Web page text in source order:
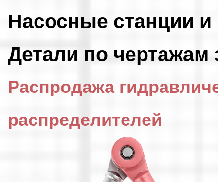
Насосные станции
Детали по чертажам
Распродажа
распределителей